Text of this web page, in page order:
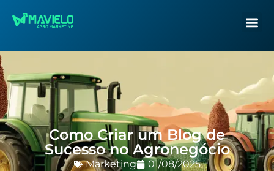
Como Criar um Blog de
Sucesso no Agronegócio
Marketing 01/08/2025